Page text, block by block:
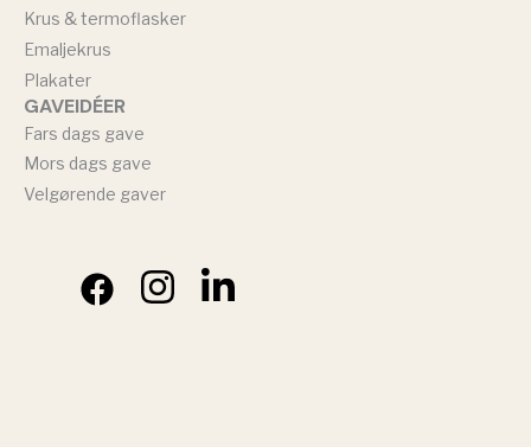
Krus & termoflasker
Emaljekrus
Plakater
GAVEIDÉER
Fars dags gave
Mors dags gave
Velgørende gaver